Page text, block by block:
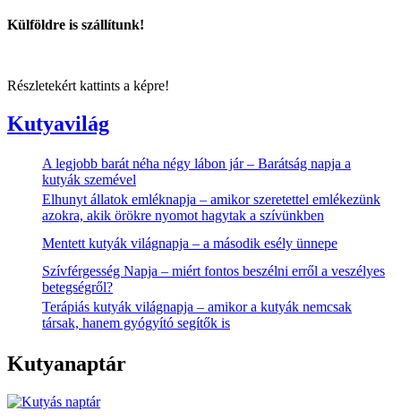
Külföldre is szállítunk!
Részletekért kattints a képre!
Kutyavilág
A legjobb barát néha négy lábon jár – Barátság napja a
kutyák szemével
Elhunyt állatok emléknapja – amikor szeretettel emlékezünk
azokra, akik örökre nyomot hagytak a szívünkben
Mentett kutyák világnapja – a második esély ünnepe
Szívférgesség Napja – miért fontos beszélni erről a veszélyes
betegségről?
Terápiás kutyák világnapja – amikor a kutyák nemcsak
társak, hanem gyógyító segítők is
Kutyanaptár